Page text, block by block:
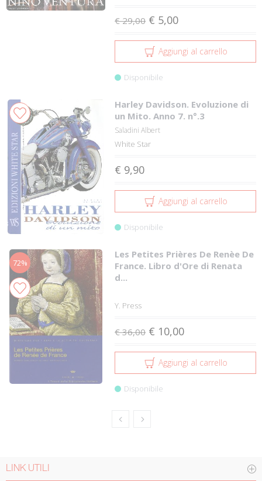
€ 29,00 € 5,00
Aggiungi al carrello
Disponibile
Harley Davidson. Evoluzione di
un Mito. Anno 7. n°.3
Saladini Albert
White Star
€ 9,90
Aggiungi al carrello
Disponibile
72%
Les Petites Prières De Renèe De
France. Libro d'Ore di Renata
d...
Y. Press
€ 36,00 € 10,00
Aggiungi al carrello
Disponibile
LINK UTILI